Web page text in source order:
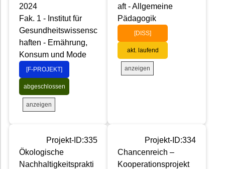
2024
Fak. 1 - Institut für
Gesundheitswissensc
haften - Ernährung,
Konsum und Mode
[F-PROJEKT]
abgeschlossen
anzeigen
aft - Allgemeine
Pädagogik
[DISS]
akt. laufend
anzeigen
Projekt-ID:335
Ökologische
Nachhaltigkeitsprakti
Projekt-ID:334
Chancenreich –
Kooperationsprojekt